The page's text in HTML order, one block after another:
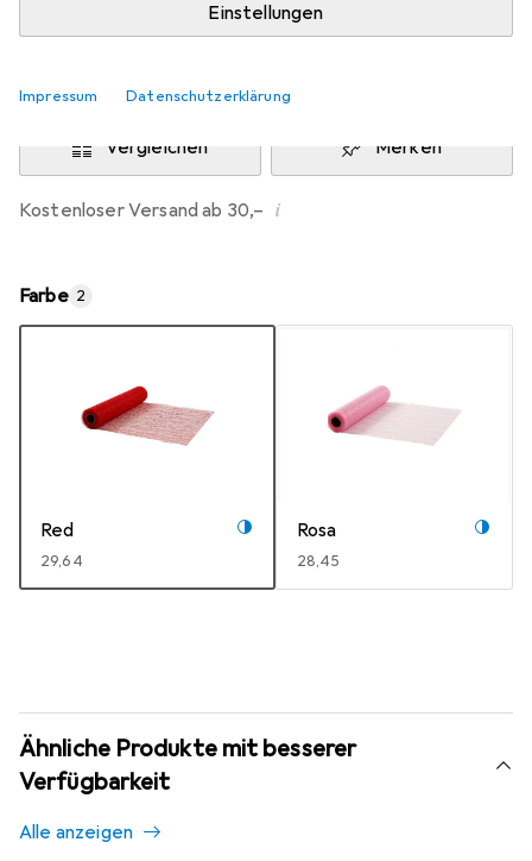
Einstellungen
Impressum Datenschutzerklärung
Lieferort angeben für genaue Lieferzeit
Vergleichen Merken
Kostenloser Versand ab 30,– i
Farbe 2
Red
EUR
29,64
Rosa
EUR
28,45
Ähnliche Produkte mit besserer
Verfügbarkeit
Alle anzeigen